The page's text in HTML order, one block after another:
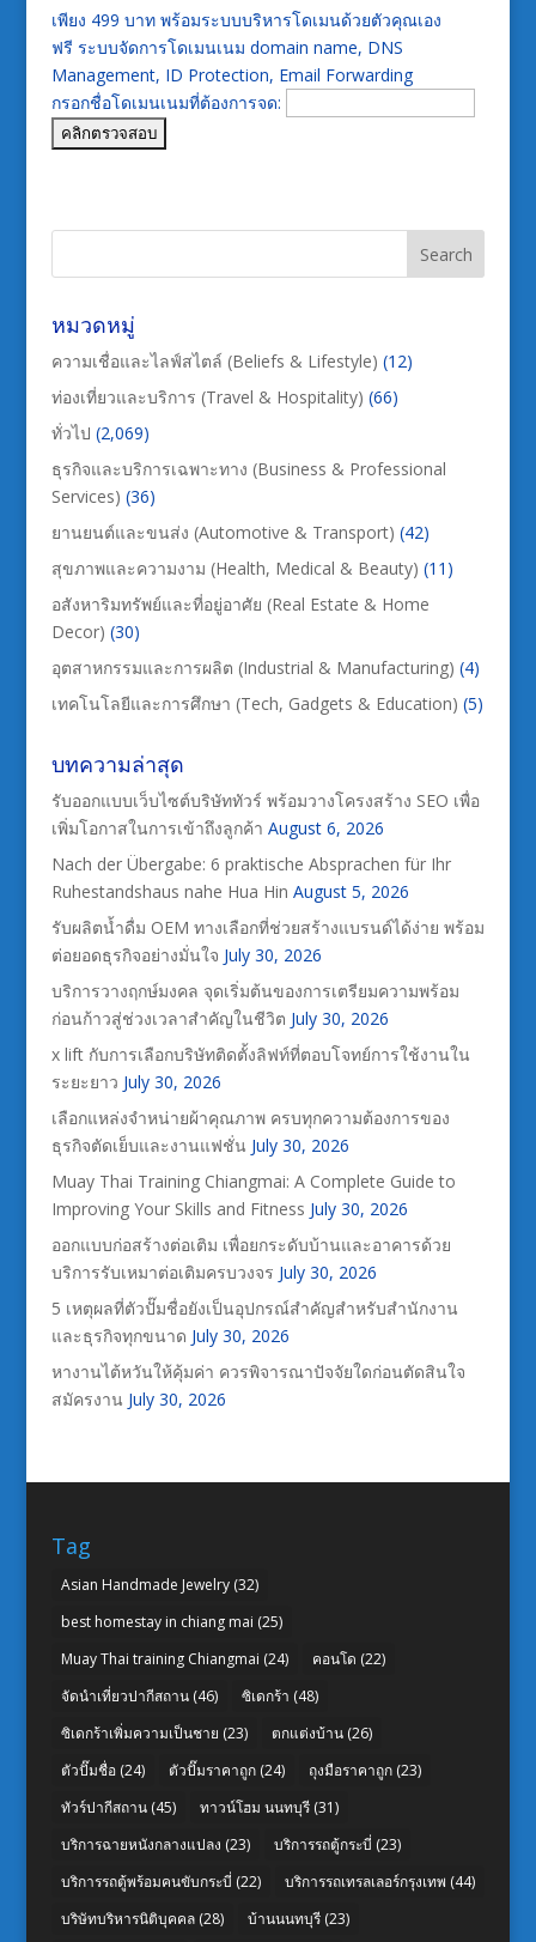
เพียง 499 บาท พร้อมระบบบริหารโดเมนด้วยตัวคุณเอง
ฟรี ระบบจัดการโดเมนเนม domain name, DNS
Management, ID Protection, Email Forwarding
กรอกชื่อโดเมนเนมที่ต้องการจด:
หมวดหมู่
ความเชื่อและไลฟ์สไตล์ (Beliefs & Lifestyle) (12)
ท่องเที่ยวและบริการ (Travel & Hospitality) (66)
ทั่วไป (2,069)
ธุรกิจและบริการเฉพาะทาง (Business & Professional
Services) (36)
ยานยนต์และขนส่ง (Automotive & Transport) (42)
สุขภาพและความงาม (Health, Medical & Beauty) (11)
อสังหาริมทรัพย์และที่อยู่อาศัย (Real Estate & Home
Decor) (30)
อุตสาหกรรมและการผลิต (Industrial & Manufacturing) (4)
เทคโนโลยีและการศึกษา (Tech, Gadgets & Education) (5)
บทความล่าสุด
รับออกแบบเว็บไซต์บริษัททัวร์ พร้อมวางโครงสร้าง SEO เพื่อ
เพิ่มโอกาสในการเข้าถึงลูกค้า August 6, 2026
Nach der Übergabe: 6 praktische Absprachen für Ihr
Ruhestandshaus nahe Hua Hin August 5, 2026
รับผลิตน้ำดื่ม OEM ทางเลือกที่ช่วยสร้างแบรนด์ได้ง่าย พร้อม
ต่อยอดธุรกิจอย่างมั่นใจ July 30, 2026
บริการวางฤกษ์มงคล จุดเริ่มต้นของการเตรียมความพร้อม
ก่อนก้าวสู่ช่วงเวลาสำคัญในชีวิต July 30, 2026
x lift กับการเลือกบริษัทติดตั้งลิฟท์ที่ตอบโจทย์การใช้งานใน
ระยะยาว July 30, 2026
เลือกแหล่งจำหน่ายผ้าคุณภาพ ครบทุกความต้องการของ
ธุรกิจตัดเย็บและงานแฟชั่น July 30, 2026
Muay Thai Training Chiangmai: A Complete Guide to
Improving Your Skills and Fitness July 30, 2026
ออกแบบก่อสร้างต่อเติม เพื่อยกระดับบ้านและอาคารด้วย
บริการรับเหมาต่อเติมครบวงจร July 30, 2026
5 เหตุผลที่ตัวปั๊มชื่อยังเป็นอุปกรณ์สำคัญสำหรับสำนักงาน
และธุรกิจทุกขนาด July 30, 2026
หางานไต้หวันให้คุ้มค่า ควรพิจารณาปัจจัยใดก่อนตัดสินใจ
สมัครงาน July 30, 2026
Tag
Asian Handmade Jewelry(32)
best homestay in chiang mai (25)
Muay Thai training Chiangmai (24) คอนโด (22)
จัดนำเที่ยวปากีสถาน(46) ซิเดกร้า (48)
ซิเดกร้าเพิ่มความเป็นชาย (23) ตกแต่งบ้าน(26)
ตัวปั๊มชื่อ(24) ตัวปั๊มราคาถูก(24) ถุงมือราคาถูก(23)
ทัวร์ปากีสถาน(45) ทาวน์โฮม นนทบุรี(31)
บริการฉายหนังกลางแปลง (23) บริการรถตู้กระบี่ (23)
บริการรถตู้พร้อมคนขับกระบี่ (22) บริการรถเทรลเลอร์กรุงเทพ (44)
บริษัทบริหารนิติบุคคล(28) บ้านนนทบุรี(23)